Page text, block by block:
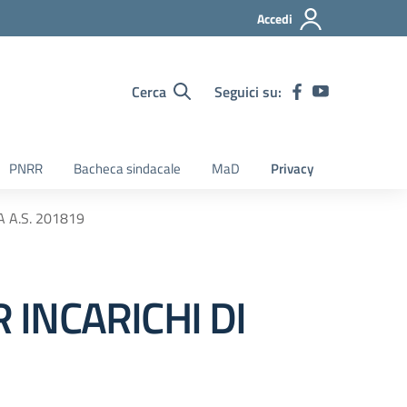
Accedi
Cerca Seguici su:
PNRR Bacheca sindacale MaD Privacy
A.S. 201819
INCARICHI DI